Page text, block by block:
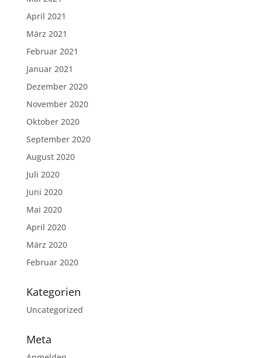
April 2021
März 2021
Februar 2021
Januar 2021
Dezember 2020
November 2020
Oktober 2020
September 2020
August 2020
Juli 2020
Juni 2020
Mai 2020
April 2020
März 2020
Februar 2020
Kategorien
Uncategorized
Meta